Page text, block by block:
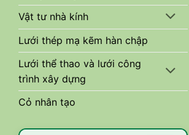
Vật tư nhà kính
Lưới thép mạ kẽm hàn chập
Lưới thể thao và lưới công
trình xây dựng
Cỏ nhân tạo